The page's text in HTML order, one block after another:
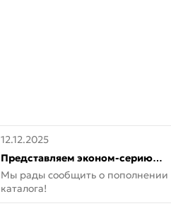
12.12.2025
Представляем эконом-серию
дверей от бренда Portika, где цена
не значит «просто»
Мы рады сообщить о пополнении
каталога!